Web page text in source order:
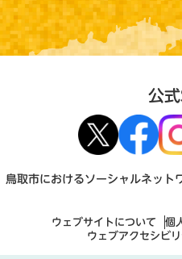
公
鳥取市におけるソーシャルネット
ウェブサイトについて
個
ウェブアクセシビリ